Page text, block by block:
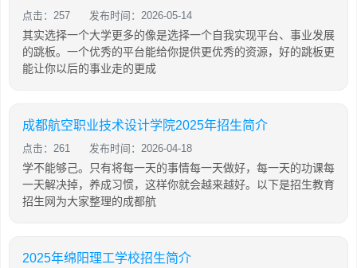
点击：257 发布时间：2026-05-14
其实选择一个大学更多的像是选择一个自我实现平台、事业发展
的跳板。一个优秀的平台能给你提供更优秀的资源，好的跳板更
能让你以后的事业走的更成
成都航空职业技术设计学院2025年招生简介
点击：261 发布时间：2026-04-18
学不能够己。只有将每一天的事情每一天做好，每一天的功课每
一天解决掉，养成习惯，这样你就会越来越好。以下是招生教育
招生网为大家整理的成都航
2025年绵阳理工学校招生简介